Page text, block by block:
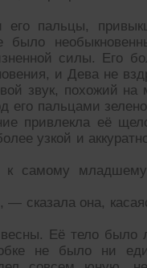
его пальцы,
было
силы. Его
и Дева не
звук, похожий
его пальцами
привлекла её
узкой и
к самому
сказала она,
Её тело было
не было ни